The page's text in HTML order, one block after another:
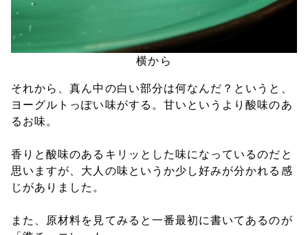
横から
それから、真ん中の白い部分は何なんだ？というと、
ヨーグルトっぽい味がする。甘いというより酸味のあ
るお味。
香りと酸味のあるキリッとした味になっているのだと
思いますが、大人の味というか少し好みが分かれる感
じがありました。
また、原材料を見てみると一番最初に書いてあるのが